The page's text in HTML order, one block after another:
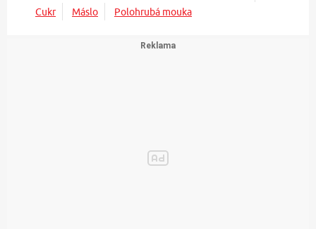
Cukr
Máslo Polohrubá mouka